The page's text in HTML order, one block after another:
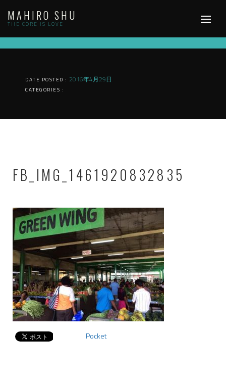
content
MAHIRO SHU
THE CORE IS LOVE
DATE POSTED : 2016年4月29日
CATEGORIES :
FB_IMG_1461920832835
Pocket